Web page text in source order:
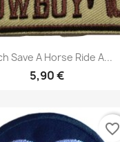
Save A Horse Ride A...
5,90 €
favorite_border